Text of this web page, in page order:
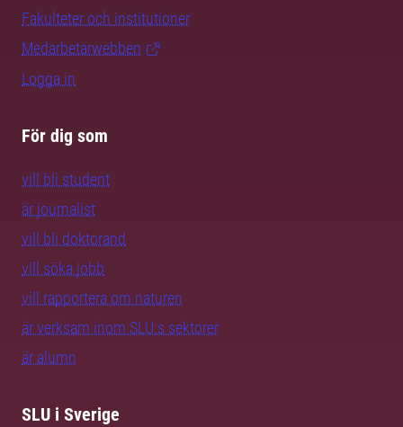
Fakulteter och institutioner
Medarbetarwebben
Logga in
För dig som
vill bli student
är journalist
vill bli doktorand
vill söka jobb
vill rapportera om naturen
är verksam inom SLU:s sektorer
är alumn
SLU i Sverige